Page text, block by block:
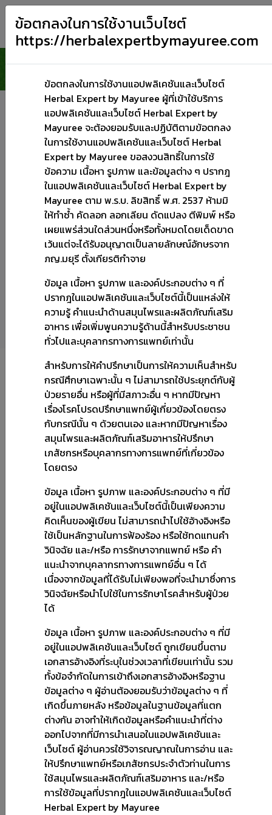
ข้อควรระวัง
อันตรกิริยา สตรีมีครรภ์ เด็ก คนชรา โรคตับ
โรคไต
โรคหัวใจ
โรคภูมิแพ้ หญิงให้นมบุตร
สมุนไพรทั้งหมด
ปรึกษา อ.มยุรี
ข้อบ่งใช้
โรคความดัน โรคเบาหวาน โรคไขมันในเลือดสูง
โรคหัวใจ
โรคตับ
โรคไต ลดน้ำหนัก โรคมะเร็ง
โควิด-19
เพิ่มสมรรถภาพทางเพศ
สมุนไพรทั้งหมด
ค้นหา
กระท่อม
....
โรคเบาหวาน
กระบองเพชร
....
ข้อตกลงในการใช้งานเว็บไซต์
https://herbalexpertbymayuree.com
ข้อตกลงในการใช้งานแอปพลิเคชันและเว็บไซต์
Herbal Expert by Mayuree ผู้ที่เข้าใช้บริการ
แอปพลิเคชันและเว็บไซต์ Herbal Expert by
Mayuree จะต้องยอมรับและปฏิบัติตามข้อตกลง
ในการใช้งานแอปพลิเคชันและเว็บไซต์ Herbal
Expert by Mayuree ขอสงวนสิทธิ์ในการใช้
ข้อความ เนื้อหา รูปภาพ และข้อมูลต่าง ๆ ปรากฎ
ในแอปพลิเคชันและเว็บไซต์ Herbal Expert by
Mayuree ตาม พ.ร.บ. ลิขสิทธิ์ พ.ศ. 2537 ห้ามมิ
ให้ทำซ้ำ คัดลอก ลอกเลียน ดัดแปลง ตีพิมพ์ หรือ
เผยแพร่ส่วนใดส่วนหนึ่งหรือทั้งหมดโดยเด็ดขาด
เว้นแต่จะได้รับอนุญาตเป็นลายลักษณ์อักษรจาก
ภญ.มยุรี ตั้งเกียรติกำจาย
ข้อมูล เนื้อหา รูปภาพ และองค์ประกอบต่าง ๆ ที่
ปรากฎในแอปพลิเคชันและเว็บไซต์นี้เป็นแหล่งให้
ความรู้ คำแนะนำด้านสมุนไพรและผลิตภัณฑ์เสริม
อาหาร เพื่อเพิ่มพูนความรู้ด้านนี้สำหรับประชาชน
ทั่วไปและบุคลากรทางการแพทย์เท่านั้น
สำหรับการให้คำปรึกษาเป็นการให้ความเห็นสำหรับ
กรณีศึกษาเฉพาะนั้น ๆ ไม่สามารถใช้ประยุกต์กับผู้
ป่วยรายอื่น หรือผู้ที่มีสภาวะอื่น ๆ หากมีปัญหา
เรื่องโรคโปรดปรึกษาแพทย์ผู้เกี่ยวข้องโดยตรง
กับกรณีนั้น ๆ ด้วยตนเอง และหากมีปัญหาเรื่อง
สมุนไพรและผลิตภัณฑ์เสริมอาหารให้ปรึกษา
เภสัชกรหรือบุคลากรทางการแพทย์ที่เกี่ยวข้อง
โดยตรง
ข้อมูล เนื้อหา รูปภาพ และองค์ประกอบต่าง ๆ ที่มี
อยู่ในแอปพลิเคชันและเว็บไซต์นี้เป็นเพียงความ
คิดเห็นของผู้เขียน ไม่สามารถนำไปใช้อ้างอิงหรือ
ใช้เป็นหลักฐานในการฟ้องร้อง หรือใช้ทดแทนคำ
วินิจฉัย และ/หรือ การรักษาจากแพทย์ หรือ คำ
แนะนำจากบุคลากรทางการแพทย์อื่น ๆ ได้
เนื่องจากข้อมูลที่ได้รับไม่เพียงพอที่จะนำมาซึ่งการ
วินิจฉัยหรือนำไปใช้ในการรักษาโรคสำหรับผู้ป่วย
ได้
ข้อมูล เนื้อหา รูปภาพ และองค์ประกอบต่าง ๆ ที่มี
อยู่ในแอปพลิเคชันและเว็บไซต์ ถูกเขียนขึ้นตาม
เอกสารอ้างอิงที่ระบุในช่วงเวลาที่เขียนเท่านั้น รวม
ทั้งข้อจำกัดในการเข้าถึงเอกสารอ้างอิงหรือฐาน
ข้อมูลต่าง ๆ ผู้อ่านต้องยอมรับว่าข้อมูลต่าง ๆ ที่
เกิดขึ้นภายหลัง หรือข้อมูลในฐานข้อมูลที่แตก
ต่างกัน อาจทำให้เกิดข้อมูลหรือคำแนะนำที่ต่าง
ออกไปจากที่มีการนำเสนอในแอปพลิเคชันและ
เว็บไซต์ ผู้อ่านควรใช้วิจารณญาณในการอ่าน และ
ให้ปรึกษาแพทย์หรือเภสัชกรประจำตัวท่านในการ
ใช้สมุนไพรและผลิตภัณฑ์เสริมอาหาร และ/หรือ
การใช้ข้อมูลที่ปรากฎในแอปพลิเคชันและเว็บไซต์
Herbal Expert by Mayuree